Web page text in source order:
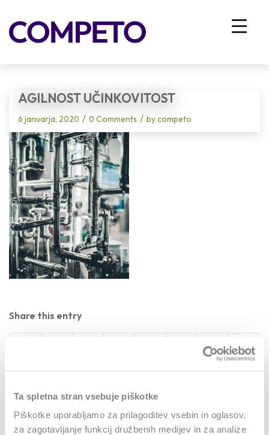
Ta spletna stran vsebuje piškotke
Piškotke uporabljamo za prilagoditev vsebin in oglasov,
za zagotavljanje funkcij družbenih medijev in za analize
You are here: Home Vhodna stran
/
Zakaj bi Slovenci o agilnosti morali učiti svet in ne obratno
AGILNOST UČINKOVITOST
6 januarja, 2020 / 0 Comments / bycompeto
Share this entry
0